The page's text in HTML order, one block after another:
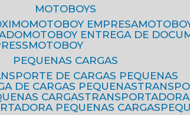
MOTOBOYS
MOTOBOY EMPRESA
MOTOBOY ENTREGA DE
MOTOBOY
PEQUENAS CARGAS
DE CARGAS PEQUENAS
DE CARGAS PEQUENAS
CARGAS
PEQUENAS CARGAS